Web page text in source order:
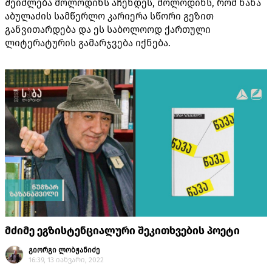
შეიძლება მოლოდინს აჩენდეს, მოლოდინს, რომ ნანა
აბულაძის სამწერლო კარიერა სწორი გეზით
განვითარდება და ეს საბოლოოდ ქართული
ლიტერატურის გამარჯვება იქნება.
მძიმე ეგზისტენციალური შეკითხვების პოეტი
გიორგი ლობჟანიძე
16:39, 13 იანვარი, 2022